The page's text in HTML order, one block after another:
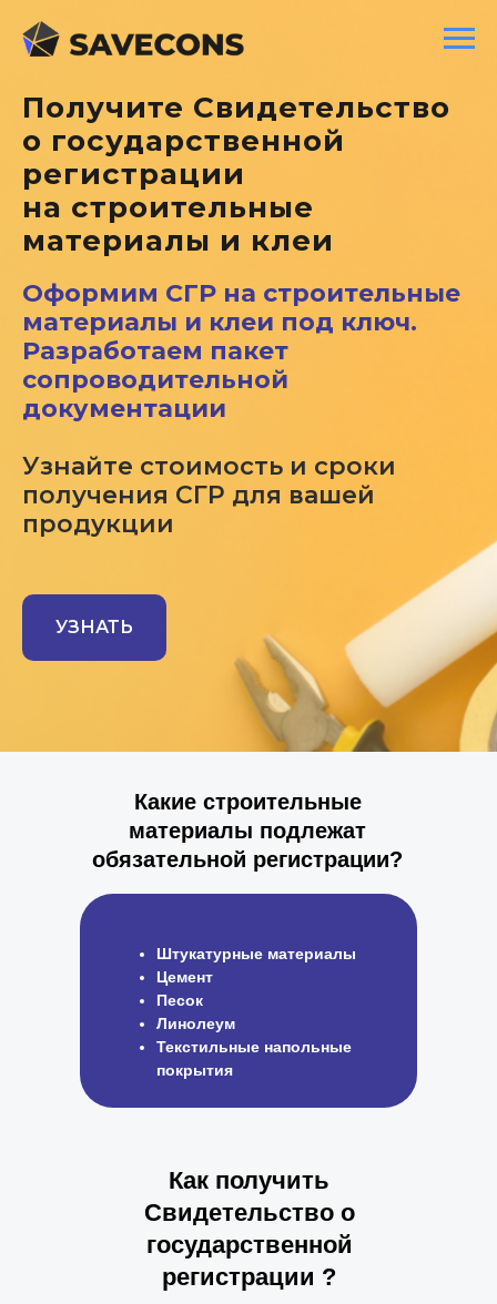
Получите Свидетельство
о государственной
регистрации
на строительные
материалы и клеи
Оформим СГР на строительные
материалы и клеи под ключ.
Разработаем пакет
сопроводительной
документации
Узнайте стоимость и сроки
получения СГР для вашей
продукции
УЗНАТЬ
Штукатурные материалы
Цемент
Песок
Линолеум
Текстильные напольные
покрытия
Какие строительные
материалы подлежат
обязательной регистрации?
Как получить
Свидетельство о
государственной
регистрации ?